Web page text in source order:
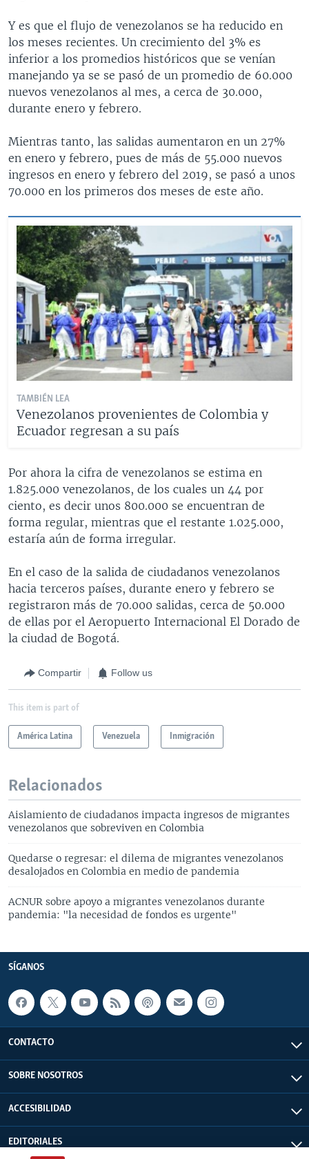
Y es que el flujo de venezolanos se ha reducido en
los meses recientes. Un crecimiento del 3% es
inferior a los promedios históricos que se venían
manejando ya se se pasó de un promedio de 60.000
nuevos venezolanos al mes, a cerca de 30.000,
durante enero y febrero.
Mientras tanto, las salidas aumentaron en un 27%
en enero y febrero, pues de más de 55.000 nuevos
ingresos en enero y febrero del 2019, se pasó a unos
70.000 en los primeros dos meses de este año.
TAMBIÉN LEA
Venezolanos provenientes de Colombia y
Ecuador regresan a su país
Por ahora la cifra de venezolanos se estima en
1.825.000 venezolanos, de los cuales un 44 por
ciento, es decir unos 800.000 se encuentran de
forma regular, mientras que el restante 1.025.000,
estaría aún de forma irregular.
En el caso de la salida de ciudadanos venezolanos
hacia terceros países, durante enero y febrero se
registraron más de 70.000 salidas, cerca de 50.000
de ellas por el Aeropuerto Internacional El Dorado de
la ciudad de Bogotá.
Compartir Follow us
This item is part of
América Latina Venezuela Inmigración
Relacionados
Aislamiento de ciudadanos impacta ingresos de migrantes
venezolanos que sobreviven en Colombia
Quedarse o regresar: el dilema de migrantes venezolanos
desalojados en Colombia en medio de pandemia
ACNUR sobre apoyo a migrantes venezolanos durante
pandemia: "la necesidad de fondos es urgente"
SÍGANOS
CONTACTO
SOBRE NOSOTROS
ACCESIBILIDAD
EDITORIALES